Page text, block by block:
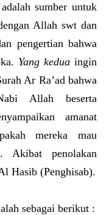
sumber untuk
Allah swt dan
pengertian bahwa
Yang keduaingin
Ar Ra’ad bahwa
Allah beserta
amanat
mereka mau
Akibat penolakan
Hasib (Penghisab).
sebagai berikut :